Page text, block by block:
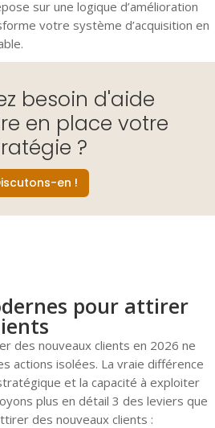
sur une logique d’amélioration
votre système d’acquisition en
besoin d'aide
en place votre
?
en !
pour attirer
des nouveaux clients en 2026 ne
actions isolées. La vraie différence
et la capacité à exploiter
plus en détail 3 des leviers que
des nouveaux clients :